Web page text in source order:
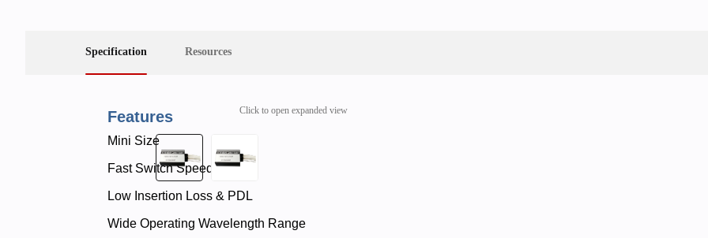
Click to open expanded view
Specification Resources
Features
Mini Size
Fast Switch Speed
Low Insertion Loss & PDL
Wide Operating Wavelength Range